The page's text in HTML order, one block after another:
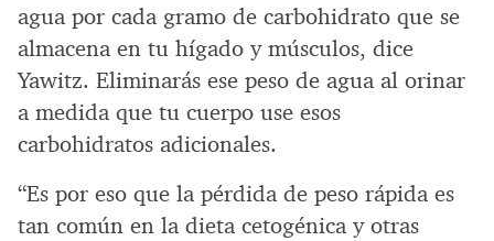
agua por cada gramo de carbohidrato que se
almacena en tu hígado y músculos, dice
Yawitz. Eliminarás ese peso de agua al orinar
a medida que tu cuerpo use esos
carbohidratos adicionales.
“Es por eso que la pérdida de peso rápida es
tan común en la dieta cetogénica y otras